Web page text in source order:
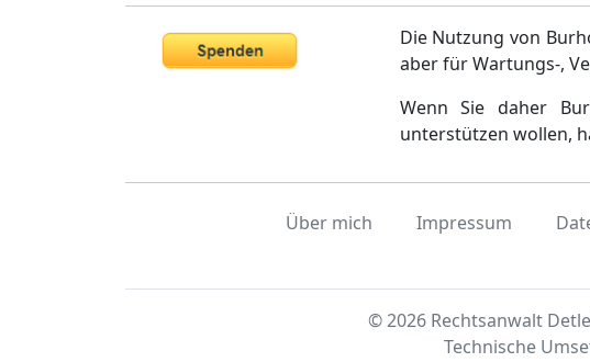
Die Nutzung von
aber für Wartungs-,
Wenn Sie daher
unterstützen wollen,
Über mich Impressum
© 2026 Rechtsanwalt
Technische